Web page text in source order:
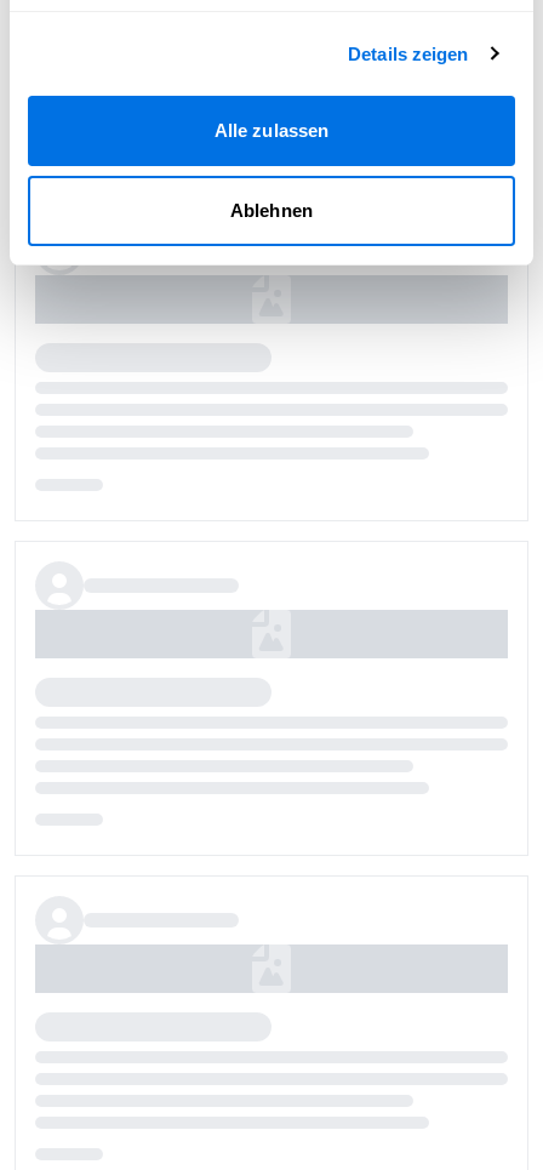
Details zeigen
Alle zulassen
Ablehnen